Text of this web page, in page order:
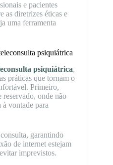
e pacientes
as diretrizes éticas e
uma ferramenta
psiquiátrica
psiquiátrica,
práticas que tornam o
Primeiro,
reservado, onde não
à vontade para
garantindo
de internet estejam
imprevistos.